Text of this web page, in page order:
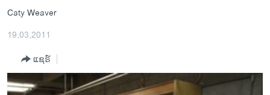
ຫາ
ຊອກ
ຄົ້ນ
ຂ່າວ​ຈີນ
ໂລກ
ເອເຊຍ
ອິດສະຫຼະພາບດ້ານການຂ່າວ
Caty Weaver
19,03,2011
ແຊຣ໌